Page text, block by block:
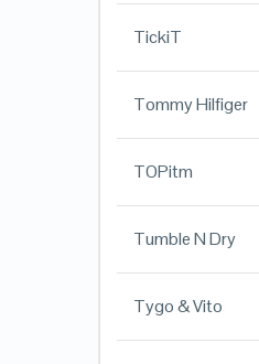
TickiT
Tommy Hilfiger
TOPitm
Tumble N Dry
Tygo & Vito